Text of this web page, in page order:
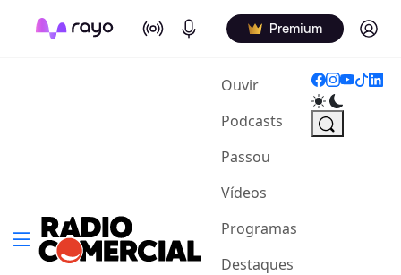
On Air Podcasts Premium Log in
Ouvir(current)
Podcasts
Passou
Vídeos
Programas
Destaques